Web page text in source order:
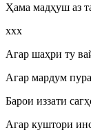
Ҳама мадҳуш аз
ххх
Агар шаҳри ту
Агар мардум
Барои иззати
Агар куштори